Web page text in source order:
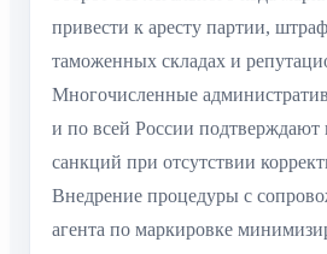
привести к аресту партии,
таможенных складах и
Многочисленные
и по всей России подтверждают
санкций при отсутствии
Внедрение процедуры с
агента по маркировке